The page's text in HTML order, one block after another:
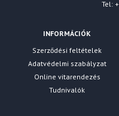
Tel:
INFORMÁCIÓK
Szerződési feltételek
Adatvédelmi szabályzat
Online vitarendezés
Tudnivalók